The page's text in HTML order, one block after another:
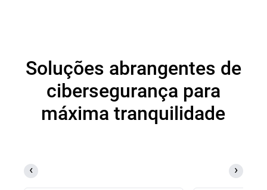
Soluções abrangentes de
cibersegurança para
máxima tranquilidade